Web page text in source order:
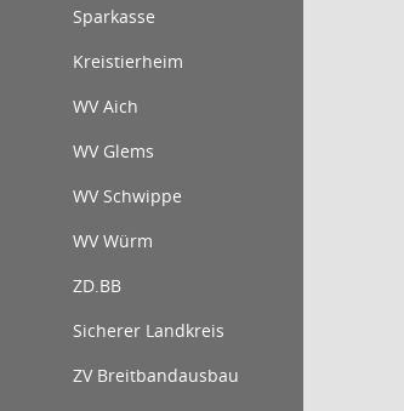
Sparkasse
Kreistierheim
WV Aich
WV Glems
WV Schwippe
WV Würm
ZD.BB
Sicherer Landkreis
ZV Breitbandausbau